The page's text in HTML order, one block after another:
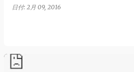
日付: 2月 09, 2016